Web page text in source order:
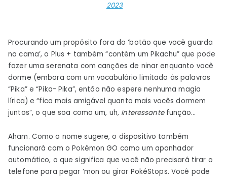
2023
Procurando um propósito fora do ‘botão que você guarda
na cama’, o Plus + também “contém um Pikachu” que pode
fazer uma serenata com canções de ninar enquanto você
dorme (embora com um vocabulário limitado às palavras
“Pika” e “Pika- Pika”, então não espere nenhuma magia
lírica) e “fica mais amigável quanto mais vocês dormem
juntos”, o que soa como um, uh, interessantefunção…
Aham. Como o nome sugere, o dispositivo também
funcionará com o Pokémon GO como um apanhador
automático, o que significa que você não precisará tirar o
telefone para pegar ‘mon ou girar PokéStops. Você pode